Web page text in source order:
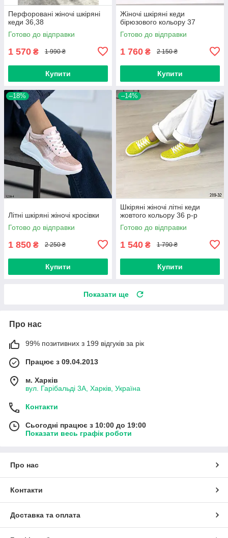
Перфоровані жіночі шкіряні
кеди 36,38
Готово до відправки
1 570 ₴ 1 990 ₴
Купити
Жіночі шкіряні кеди
бірюзового кольору 37
Готово до відправки
1 760 ₴ 2 150 ₴
Купити
–18%
Літні шкіряні жіночі кросівки
Готово до відправки
1 850 ₴ 2 250 ₴
Купити
–14%
Шкіряні жіночі літні кеди
жовтого кольору 36 р-р
Готово до відправки
1 540 ₴ 1 790 ₴
Купити
Показати ще
Про нас
99% позитивних з 199 відгуків за рік
Працює з 09.04.2013
м. Харків
вул. Гарібальді 3А, Харків, Україна
Контакти
Сьогодні працює з 10:00 до 19:00
Показати весь графік роботи
Про нас
Контакти
Доставка та оплата